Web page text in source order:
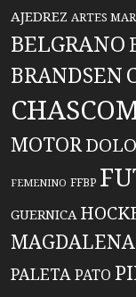
AJEDREZ ARTES
BELGRANO
BRANDSEN
MOTOR
FEMENINO FFBP
GUERNICA
MAGDALENA
PALETAPATO